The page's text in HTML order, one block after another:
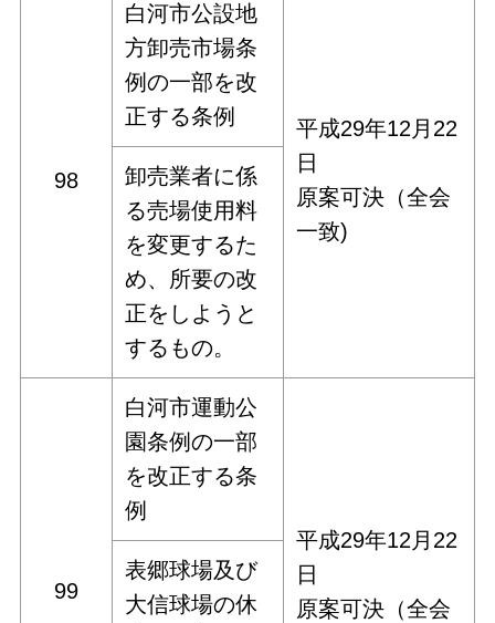
98
白河市公設地
方卸売市場条
例の一部を改
正する条例
平成29年12月22
日
原案可決（全会
一致)
卸売業者に係
る売場使用料
を変更するた
め、所要の改
正をしようと
するもの。
99
白河市運動公
園条例の一部
を改正する条
例
平成29年12月22
日
原案可決（全会
表郷球場及び
大信球場の休